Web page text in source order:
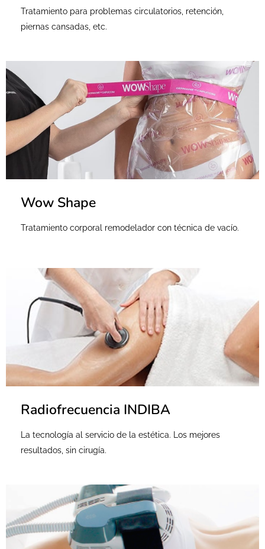
Tratamiento para problemas circulatorios, retención,
piernas cansadas, etc.
Wow Shape
Tratamiento corporal remodelador con técnica de vacío.
Radiofrecuencia INDIBA
La tecnología al servicio de la estética. Los mejores
resultados, sin cirugía.